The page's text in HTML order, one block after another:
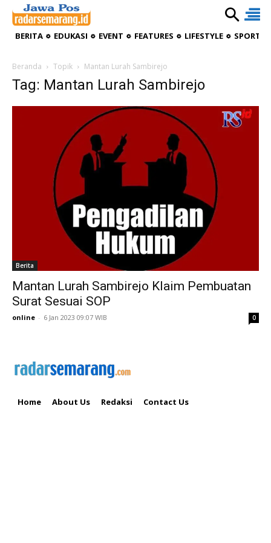
BERITA EDUKASI EVENT FEATURES LIFESTYLE
Beranda Topik Mantan Lurah Sambirejo
Tag: Mantan Lurah Sambirejo
Berita
Mantan Lurah Sambirejo Klaim Pembuatan
Surat Sesuai SOP
online - 6 Jan 2023 09:07 WIB 0
Home About Us Redaksi Contact Us